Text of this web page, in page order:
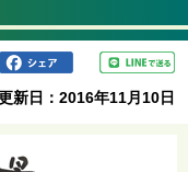
新日：2016年11月10日